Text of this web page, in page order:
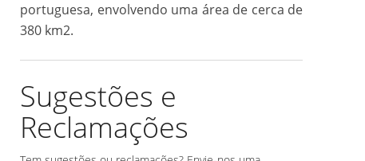
portuguesa, envolvendo uma área de cerca de
380 km2.
Sugestões e
Reclamações